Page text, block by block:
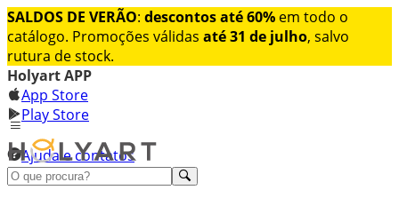
SALDOS DE VERÃO: descontos até 60% em todo o
catálogo. Promoções válidas até 31 de julho, salvo
rutura de stock.
Holyart APP
App Store
Play Store
Ajuda e contatos
Conheça premium